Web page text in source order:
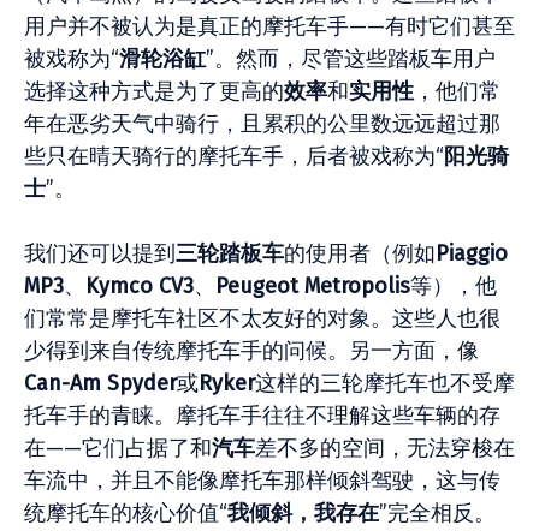
用户并不被认为是真正的摩托车手——有时它们甚至
被戏称为“滑轮浴缸”。然而，尽管这些踏板车用户
选择这种方式是为了更高的效率和实用性 ，他们常
年在恶劣天气中骑行，且累积的公里数远远超过那
些只在晴天骑行的摩托车手，后者被戏称为“阳光骑
士”。
我们还可以提到 三轮踏板车的使用者（例如Piaggio
MP3、 Kymco CV3、 Peugeot Metropolis等），他
们常常是摩托车社区不太友好的对象。这些人也很
少得到来自传统摩托车手的问候。另一方面，像
Can-Am Spyder或Ryker这样的三轮摩托车也不受摩
托车手的青睐。摩托车手往往不理解这些车辆的存
在——它们占据了和汽车差不多的空间，无法穿梭在
车流中，并且不能像摩托车那样倾斜驾驶，这与传
统摩托车的核心价值“我倾斜，我存在”完全相反。